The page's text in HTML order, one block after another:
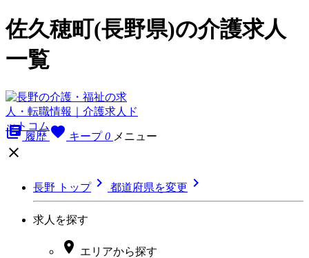
佐久穂町(長野県)の介護求人
一覧
library_books 履歴 favorite キープ 0 メニュー

長野 トップ 都道府県を変更 
求人を探す
 エリアから探す